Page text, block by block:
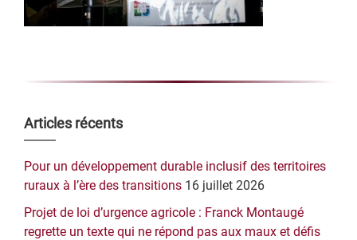
Barre
latérale
principale
Articles récents
Pour un développement durable inclusif des territoires
ruraux à l’ère des transitions 16 juillet 2026
Projet de loi d’urgence agricole : Franck Montaugé
regrette un texte qui ne répond pas aux maux et défis